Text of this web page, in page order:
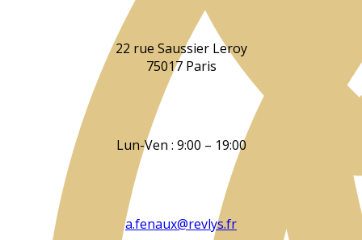
22 rue Saussier Leroy
75017 Paris
Lun-Ven : 9:00 – 19:00
a.fenaux@revlys.fr